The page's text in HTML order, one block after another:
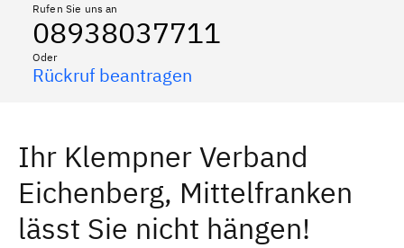
Rufen Sie uns an
08938037711
Oder
Rückruf beantragen
Ihr Klempner Verband
Eichenberg, Mittelfranken
lässt Sie nicht hängen!